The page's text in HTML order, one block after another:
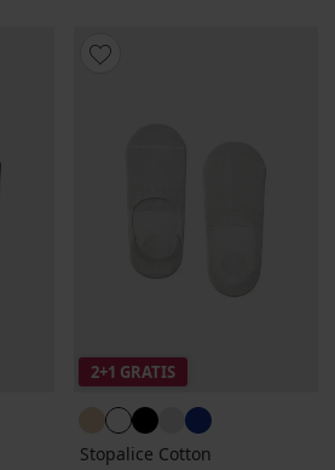
2+1 GRATIS
Stopalice Cotton